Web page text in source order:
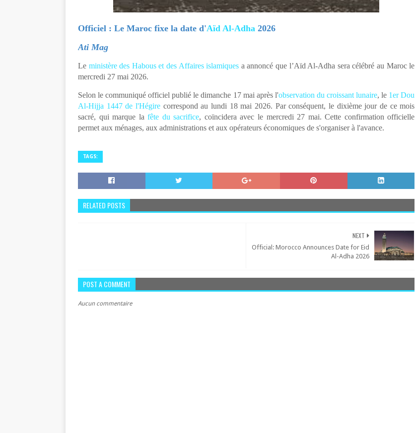
Officiel : Le Maroc fixe la date d'Aïd Al-Adha 2026
Ati Mag
Le ministère des Habous et des Affaires islamiques a annoncé que l’Aïd Al-Adha sera célébré au Maroc le
mercredi 27 mai 2026.
Selon le communiqué officiel publié le dimanche 17 mai après l'observation du croissant lunaire, le 1er Dou
Al-Hijja 1447 de l'Hégirecorrespond au lundi 18 mai 2026. Par conséquent, le dixième jour de ce mois
sacré, qui marque lafête du sacrifice, coïncidera avec le mercredi 27 mai. Cette confirmation officielle
permet aux ménages, aux administrations et aux opérateurs économiques de s'organiser à l'avance.
TAGS:
RELATED POSTS
NEXT
Official: Morocco Announces Date for Eid
Al-Adha 2026
POST A COMMENT
Aucun commentaire